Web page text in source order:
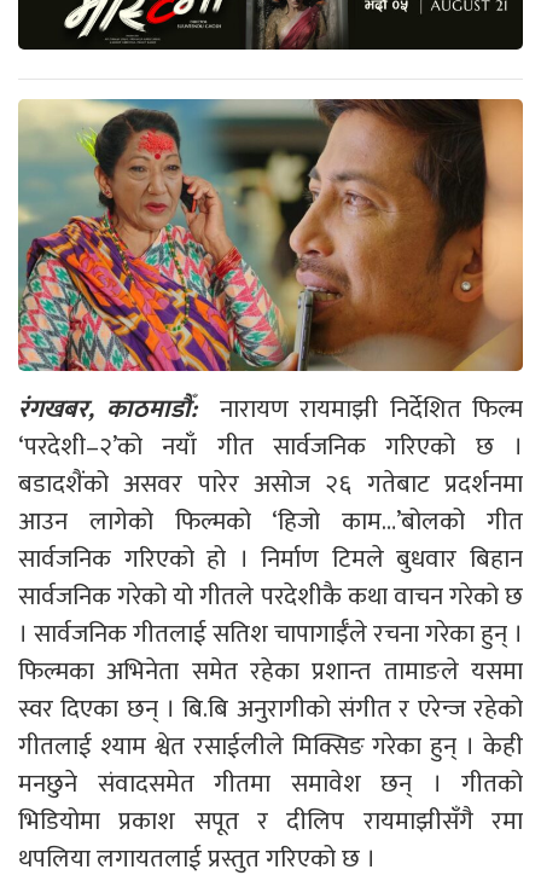
रंगखबर, काठमाडौँ: नारायण रायमाझी निर्देशित फिल्म
‘परदेशी–२’को नयाँ गीत सार्वजनिक गरिएको छ ।
बडादशैंको असवर पारेर असोज २६ गतेबाट प्रदर्शनमा
आउन लागेको फिल्मको ‘हिजो काम…’बोलको गीत
सार्वजनिक गरिएको हो । निर्माण टिमले बुधवार बिहान
सार्वजनिक गरेको यो गीतले परदेशीकै कथा वाचन गरेको छ
। सार्वजनिक गीतलाई सतिश चापागाईँले रचना गरेका हुन् ।
फिल्मका अभिनेता समेत रहेका प्रशान्त तामाङले यसमा
स्वर दिएका छन् । बि.बि अनुरागीको संगीत र एरेन्ज रहेको
गीतलाई श्याम श्वेत रसाईलीले मिक्सिङ गरेका हुन् । केही
मनछुने संवादसमेत गीतमा समावेश छन् । गीतको
भिडियोमा प्रकाश सपूत र दीलिप रायमाझीसँगै रमा
थपलिया लगायतलाई प्रस्तुत गरिएको छ ।